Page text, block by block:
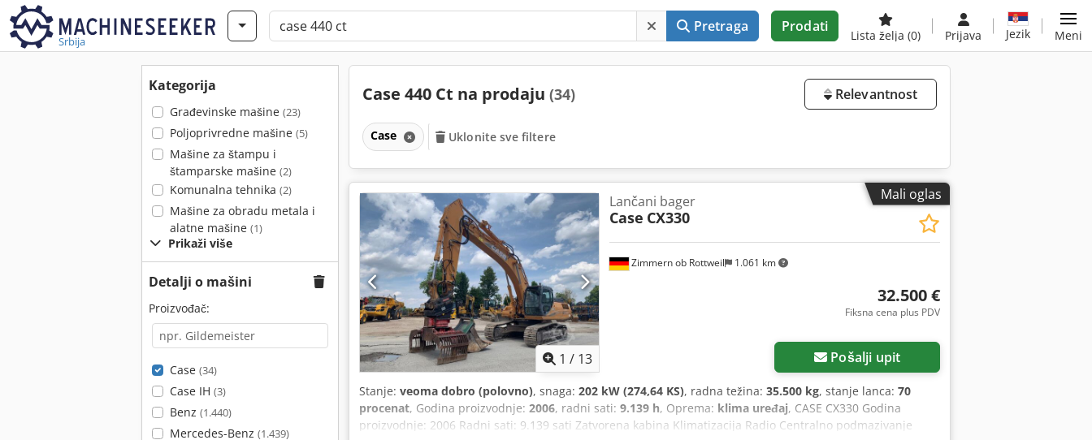
Srbija
Pretraga Prodati
Lista želja (0) Prijava Jezik Meni
Kategorija
Građevinske mašine (23)
Poljoprivredne mašine (5)
Mašine za štampu i
štamparske mašine (2)
Komunalna tehnika (2)
Mašine za obradu metala i
alatne mašine (1)
Prikaži više
Detalji o mašini
Proizvođač:
Case (34)
Case IH (3)
Benz (1.440)
Mercedes-Benz (1.439)
Case 440 Ct na prodaju (34) Relevantnost
Case Uklonite sve filtere
Mali oglas
1 / 13
Zimmern ob Rottweil 1.061 km
Lančani bager
Case CX330
32.500 €
Fiksna cena plus PDV
Pošalji upit
Stanje: veoma dobro (polovno), snaga: 202 kW (274,64 KS), radna težina: 35.500 kg, stanje lanca: 70
procenat, Godina proizvodnje: 2006, radni sati: 9.139 h, Oprema: klima uređaj, CASE CX330 Godina
proizvodnje: 2006 Radni sati: 9.139 sati Zatvorena kabina Klimatizacija Radio Centralno podmazivanje